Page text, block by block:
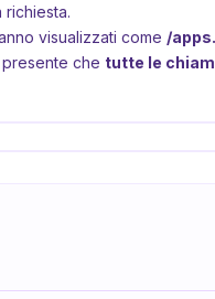
richiesta.
visualizzati come /
che tutte le